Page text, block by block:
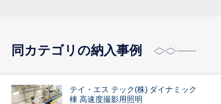
同カテゴリの納入事例
テイ・エス テック(株) ダイナミック
棟 高速度撮影用照明